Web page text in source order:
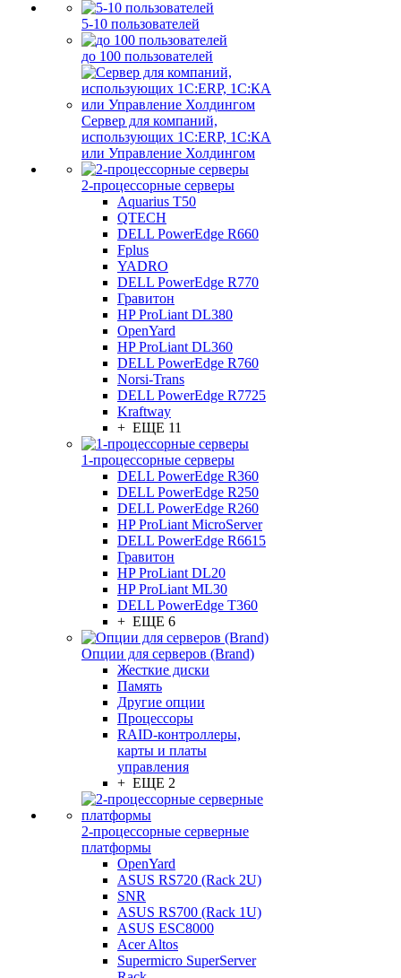
5-10 пользователей
до 100 пользователей
Сервер для компаний,
использующих 1C:ERP, 1С:КА
или Управление Холдингом
2-процессорные серверы
Aquarius T50
QTECH
DELL PowerEdge R660
Fplus
YADRO
DELL PowerEdge R770
Гравитон
HP ProLiant DL380
OpenYard
HP ProLiant DL360
DELL PowerEdge R760
Norsi-Trans
DELL PowerEdge R7725
Kraftway
+ ЕЩЕ 11
1-процессорные серверы
DELL PowerEdge R360
DELL PowerEdge R250
DELL PowerEdge R260
HP ProLiant MicroServer
DELL PowerEdge R6615
Гравитон
HP ProLiant DL20
HP ProLiant ML30
DELL PowerEdge T360
+ ЕЩЕ 6
Опции для серверов (Brand)
Жесткие диски
Память
Другие опции
Процессоры
RAID-контроллеры,
карты и платы
управления
+ ЕЩЕ 2
2-процессорные серверные
платформы
OpenYard
ASUS RS720 (Rack 2U)
SNR
ASUS RS700 (Rack 1U)
ASUS ESC8000
Acer Altos
Supermicro SuperServer